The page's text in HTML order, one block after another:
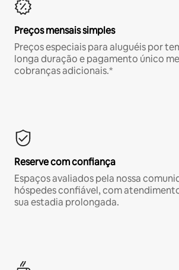
Preços mensais simples
Preços especiais para aluguéis por
longa duração e pagamento único
cobranças adicionais.*
Reserve com confiança
Espaços avaliados pela nossa
hóspedes confiável, com
sua estadia prolongada.